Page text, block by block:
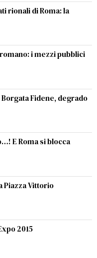
rionali di Roma: la
i mezzi pubblici
Fidene, degrado
E Roma si blocca
Piazza Vittorio
2015